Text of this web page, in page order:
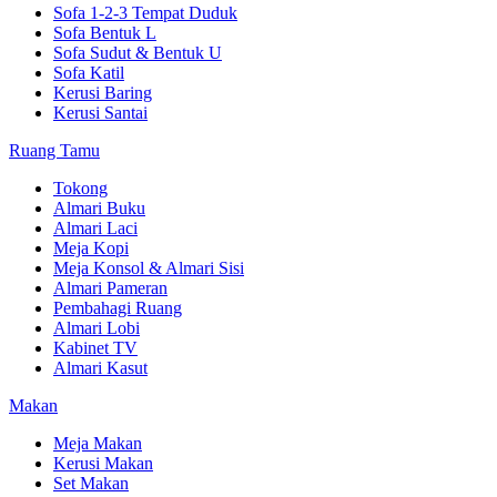
Sofa 1-2-3 Tempat Duduk
Sofa Bentuk L
Sofa Sudut & Bentuk U
Sofa Katil
Kerusi Baring
Kerusi Santai
Ruang Tamu
Tokong
Almari Buku
Almari Laci
Meja Kopi
Meja Konsol & Almari Sisi
Almari Pameran
Pembahagi Ruang
Almari Lobi
Kabinet TV
Almari Kasut
Makan
Meja Makan
Kerusi Makan
Set Makan